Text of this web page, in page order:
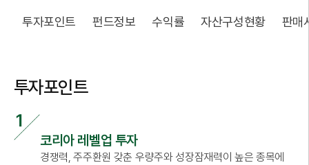
투자포인트 펀드정보 수익률 자산구성현황 판매
투자포인트
코리아 레벨업 투자
경쟁력, 주주환원 갖춘 우량주와 성장잠재력이 높은 종목에